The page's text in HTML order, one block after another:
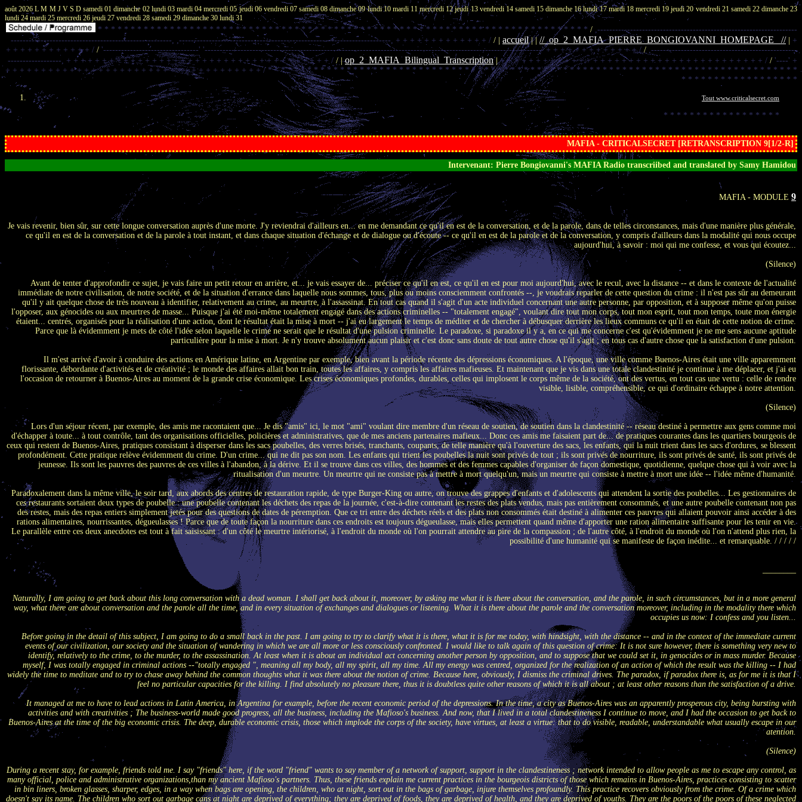
août 2026L M M J V S Dsamedi 01dimanche 02 lundi 03 mardi 04mercredi 05jeudi 06 vendredi 07samedi 08dimanche 09lundi 10 mardi 11mercredi 12jeudi 13 vendredi 14 samedi 15dimanche 16lundi 17mardi 18 mercredi 19jeudi 20 vendredi 21 samedi 22dimanche 23
lundi 24 mardi 25 mercredi 26 jeudi 27 vendredi 28 samedi 29 dimanche 30 lundi 31
* * * * * * * * * * * * * * * * * * * * * * * * * * * * * * * * * * * * * * * * * * * * * * * * * * * * * * * * * * * * * * * * * * * * * * * * * * * / ,-------------------------------------------------------------------
------------------------------------------------------, ,-----------------------------------------------------------------------, + + + + + + + + + + + + + / / | accueil| | //_op_2_MAFIA_PIERRE_BONGIOVANNI_HOMEPAGE_ //
+
+ + + + + + + + + + + + / / '--------------------------------' '-----------------------------------------------------------------------------------------------------------------'+ + + + + + + + + + + + + / / ,-------------------------------------------------
------------------, + + + + + + + + + + + + + + + + + + + + + + + + + + + + + + + + + + + + + / / |op_2_MAFIA_Bilingual_Transcription|+ + + + + + + + + + + + + + + + + + + + + + + + + + + + + + + + + + + + + / / '----' +
+ + + + + + + + + + + + + + + + + + + + + + + + + + + + + + + + + + + + / * * * * * * * * * * * * * * * * * * * * * * * * * * * * * * * * * * * * * * * * * * * * * * * * * * * * * * * * * * * * * * * * * * * * * * * * * * * * * * * * *
* * * * * * * * * * * * * * * * * *
Tout www.criticalsecret.com
* * * * * * * * * * * * * * * * * *
MAFIA - CRITICALSECRET [RETRANSCRIPTION 9[1/2-R]
Intervenant: Pierre Bongiovanni's MAFIA Radio transcriibed and translated by Samy Hamidou
MAFIA - MODULE 9
Je vais revenir, bien sûr, sur cette longue conversation auprès d'une morte. J'y reviendrai d'ailleurs en... en me demandant ce qu'il en est de la conversation, et de la parole, dans de telles circonstances, mais d'une manière plus générale,
ce qu'il en est de la conversation et de la parole à tout instant, et dans chaque situation d'échange et de dialogue ou d'écoute -- ce qu'il en est de la parole et de la conversation, y compris d'ailleurs dans la modalité qui nous occupe
aujourd'hui, à savoir : moi qui me confesse, et vous qui écoutez...
(Silence)
Avant de tenter d'approfondir ce sujet, je vais faire un petit retour en arrière, et... je vais essayer de... préciser ce qu'il en est, ce qu'il en est pour moi aujourd'hui, avec le recul, avec la distance -- et dans le contexte de l'actualité
immédiate de notre civilisation, de notre société, et de la situation d'errance dans laquelle nous sommes, tous, plus ou moins consciemment confrontés --, je voudrais reparler de cette question du crime : il n'est pas sûr au demeurant
qu'il y ait quelque chose de très nouveau à identifier, relativement au crime, au meurtre, à l'assassinat. En tout cas quand il s'agit d'un acte individuel concernant une autre personne, par opposition, et à supposer même qu'on puisse
l'opposer, aux génocides ou aux meurtres de masse... Puisque j'ai été moi-même totalement engagé dans des actions criminelles -- "totalement engagé", voulant dire tout mon corps, tout mon esprit, tout mon temps, toute mon énergie
étaient... centrés, organisés pour la réalisation d'une action, dont le résultat était la mise à mort -- j'ai eu largement le temps de méditer et de chercher à débusquer derrière les lieux communs ce qu'il en était de cette notion de crime.
Parce que là évidemment je mets de côté l'idée selon laquelle le crime ne serait que le résultat d'une pulsion criminelle. Le paradoxe, si paradoxe il y a, en ce qui me concerne c'est qu'évidemment je ne me sens aucune aptitude
particulière pour la mise à mort. Je n'y trouve absolument aucun plaisir et c'est donc sans doute de tout autre chose qu'il s'agit ; en tous cas d'autre chose que la satisfaction d'une pulsion.
Il m'est arrivé d'avoir à conduire des actions en Amérique latine, en Argentine par exemple, bien avant la période récente des dépressions économiques. A l'époque, une ville comme Buenos-Aires était une ville apparemment
florissante, débordante d'activités et de créativité ; le monde des affaires allait bon train, toutes les affaires, y compris les affaires mafieuses. Et maintenant que je vis dans une totale clandestinité je continue à me déplacer, et j'ai eu
l'occasion de retourner à Buenos-Aires au moment de la grande crise économique. Les crises économiques profondes, durables, celles qui implosent le corps même de la société, ont des vertus, en tout cas une vertu : celle de rendre
visible, lisible, compréhensible, ce qui d'ordinaire échappe à notre attention.
(Silence)
Lors d'un séjour récent, par exemple, des amis me racontaient que... Je dis "amis" ici, le mot "ami" voulant dire membre d'un réseau de soutien, de soutien dans la clandestinité -- réseau destiné à permettre aux gens comme moi
d'échapper à toute... à tout contrôle, tant des organisations officielles, policières et administratives, que de mes anciens partenaires mafieux... Donc ces amis me faisaient part de... de pratiques courantes dans les quartiers bourgeois de
ceux qui restent de Buenos-Aires, pratiques consistant à disperser dans les sacs poubelles, des verres brisés, tranchants, coupants, de telle manière qu'à l'ouverture des sacs, les enfants, qui la nuit trient dans les sacs d'ordures, se blessent
profondément. Cette pratique relève évidemment du crime. D'un crime... qui ne dit pas son nom. Les enfants qui trient les poubelles la nuit sont privés de tout ; ils sont privés de nourriture, ils sont privés de santé, ils sont privés de
jeunesse. Ils sont les pauvres des pauvres de ces villes à l'abandon, à la dérive. Et il se trouve dans ces villes, des hommes et des femmes capables d'organiser de façon domestique, quotidienne, quelque chose qui à voir avec la
ritualisation d'un meurtre. Un meurtre qui ne consiste pas à mettre à mort quelqu'un, mais un meurtre qui consiste à mettre à mort une idée -- l'idée même d'humanité.
Paradoxalement dans la même ville, le soir tard, aux abords des centres de restauration rapide, de type Burger-King ou autre, on trouve des grappes d'enfants et d'adolescents qui attendent la sortie des poubelles... Les gestionnaires de
ces restaurants sortaient deux types de poubelle : une poubelle contenant les déchets des repas de la journée, c'est-à-dire contenant les restes des plats vendus, mais pas entièrement consommés, et une autre poubelle contenant non pas
des restes, mais des repas entiers simplement jetés pour des questions de dates de péremption. Que ce tri entre des déchets réels et des plats non consommés était destiné à alimenter ces pauvres qui allaient pouvoir ainsi accéder à des
rations alimentaires, nourrissantes, dégueulasses ! Parce que de toute façon la nourriture dans ces endroits est toujours dégueulasse, mais elles permettent quand même d'apporter une ration alimentaire suffisante pour les tenir en vie.
Le parallèle entre ces deux anecdotes est tout à fait saisissant : d'un côté le meurtre intériorisé, à l'endroit du monde où l'on pourrait attendre au pire de la compassion ; de l'autre côté, à l'endroit du monde où l'on n'attend plus rien, la
possibilité d'une humanité qui se manifeste de façon inédite... et remarquable. / / / / /
Naturally, I am going to get back about this long conversation with a dead woman. I shall get back about it, moreover, by asking me what it is there about the conversation, and the parole, in such circumstances, but in a more general
way, what there are about conversation and the parole all the time, and in every situation of exchanges and dialogues or listening. What it is there about the parole and the conversation moreover, including in the modality there which
occupies us now: I confess and you listen...
Before going in the detail of this subject, I am going to do a small back in the past. I am going to try to clarify what it is there, what it is for me today, with hindsight, with the distance -- and in the context of the immediate current
events of our civilization, our society and the situation of wandering in which we are all more or less consciously confronted. I would like to talk again of this question of crime: It is not sure however, there is something very new to
identify, relatively to the crime, to the murder, to the assassination. At least when it is about an individual act concerning another person by opposition, and to suppose that we could set it, in genocides or in mass murder. Because
myself, I was totally engaged in criminal actions --"totally engaged ", meaning all my body, all my spirit, all my time. All my energy was centred, organized for the realization of an action of which the result was the killing -- I had
widely the time to meditate and to try to chase away behind the common thoughts what it was there about the notion of crime. Because here, obviously, I dismiss the criminal drives. The paradox, if paradox there is, as for me it is that I
feel no particular capacities for the killing. I find absolutely no pleasure there, thus it is doubtless quite other reasons of which it is all about ; at least other reasons than the satisfaction of a drive.
It managed at me to have to lead actions in Latin America, in Argentina for example, before the recent economic period of the depressions. In the time, a city as Buenos-Aires was an apparently prosperous city, being bursting with
activities and with creativities ; The business-world made good progress, all the business, including the Mafioso's business. And now, that I lived in a total clandestineness I continue to move, and I had the occasion to get back to
Buenos-Aires at the time of the big economic crisis. The deep, durable economic crisis, those which implode the corps of the society, have virtues, at least a virtue: that to do visible, readable, understandable what usually escape in our
atention.
(Silence)
During a recent stay, for example, friends told me. I say "friends" here, if the word "friend" wants to say member of a network of support, support in the clandestineness ; network intended to allow people as me to escape any control, as
many official, police and administrative organizations,than my ancient Mafioso's partners. Thus, these friends explain me current practices in the bourgeois districts of those which remains in Buenos-Aires, practices consisting to scatter
in bin liners, broken glasses, sharper, edges, in a way when bags are opening, the children, who at night, sort out in the bags of garbage, injure themselves profoundly. This practice recovers obviously from the crime. Of a crime which
doesn't say its name. The children who sort out garbage cans at night are deprived of everything; they are deprived of foods, they are deprived of health, and they are deprived of youths. They are the poors of the poors of these neglected